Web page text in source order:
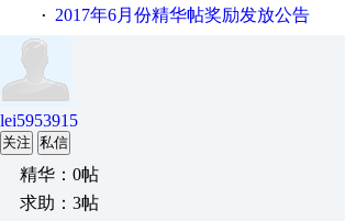
· 2017年6月份精华帖奖励发放公告
lei5953915
关注 私信
精华：0帖
求助：3帖